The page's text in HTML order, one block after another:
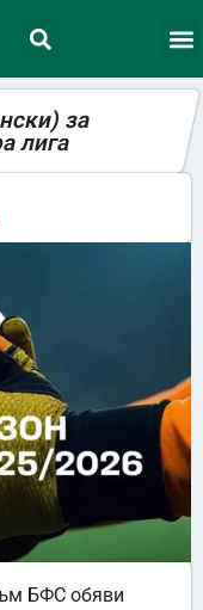
за
лига
БФС обяви